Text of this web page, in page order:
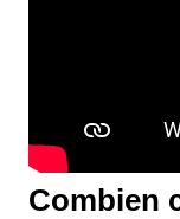
Combien